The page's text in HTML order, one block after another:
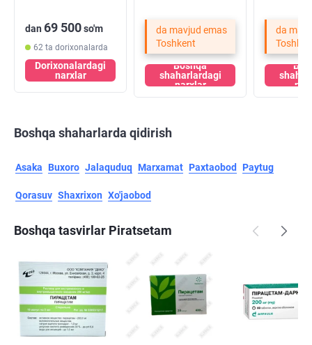
dan 69 500so'm
62 ta dorixonalarda
Dorixonalardagi
narxlar
da mavjud emas
Toshkent
Boshqa
shaharlardagi
narxlar
da
Boshqa shaharlarda qidirish
Asaka Buxoro Jalaquduq Marxamat Paxtaobod Paytug
Qorasuv Shaxrixon Xo'jaobod
Boshqa tasvirlar Piratsetam